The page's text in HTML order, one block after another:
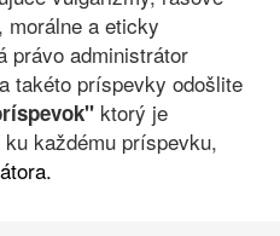
morálne a eticky
právo administrátor
takéto príspevky odošlite
ktorý je
každému príspevku,